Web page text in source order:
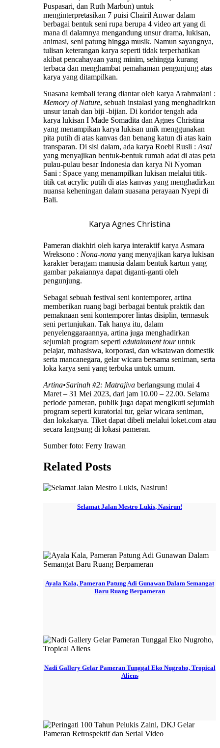
Puspasari, dan Ruth Marbun) untuk
menginterpretasikan 7 puisi Chairil Anwar dalam
berbagai bentuk seni rupa berupa 4 video art yang di
mana di dalamnya mengandung unsur drama, lukisan,
animasi, seni patung hingga musik. Namun sayangnya,
tulisan keterangan karya seperti tidak terperhatikan
akibat pencahayaan yang minim, sehingga kurang
terbaca dan menghambat pemahaman pengunjung atas
karya yang ditampilkan.
Suasana kembali terang diantar oleh karya Arahmaiani :
Memory of Nature, sebuah instalasi yang menghadirkan
unsur tanah dan biji -bijian. Di koridor tengah ada
karya lukisan I Made Somadita dan Agnes Christina
yang menampikan karya lukisan unik menggunakan
pita putih di atas kanvas dan benang katun di atas kain
transparan. Di sisi dalam, ada karya Roebi Rusli : Asal
yang menyajikan bentuk-bentuk rumah adat di atas peta
pulau-pulau besar Indonesia dan karya Ni Nyoman
Sani : Space yang menampilkan lukisan melalui titik-
titik cat acrylic putih di atas kanvas yang menghadirkan
nuansa keheningan dalam suasana perayaan Nyepi di
Bali.
Karya Agnes Christina
Pameran diakhiri oleh karya interaktif karya Asmara
Wreksono : Nona-nona yang menyajikan karya lukisan
karakter beragam manusia dalam bentuk kartun yang
gambar pakaiannya dapat diganti-ganti oleh
pengunjung.
Sebagai sebuah festival seni kontemporer, artina
memberikan ruang bagi berbagai bentuk praktik dan
pemaknaan seni kontemporer lintas disiplin, termasuk
seni pertunjukan. Tak hanya itu, dalam
penyelenggaraannya, artina juga menghadirkan
sejumlah program seperti edutainment touruntuk
pelajar, mahasiswa, korporasi, dan wisatawan domestik
serta mancanegara, gelar wicara bersama seniman, serta
loka karya seni yang terbuka untuk umum.
Artina•Sarinah #2: Matrajiva berlangsung mulai 4
Maret – 31 Mei 2023, dari jam 10.00 – 22.00. Selama
periode pameran, publik juga dapat mengikuti sejumlah
program seperti kuratorial tur, gelar wicara seniman,
dan lokakarya. Tiket dapat dibeli melalui loket.com atau
secara langsung di lokasi pameran.
Sumber foto: Ferry Irawan
Related Posts
Selamat Jalan Mestro Lukis, Nasirun!
Ayala Kala, Pameran Patung Adi Gunawan Dalam Semangat
Baru Ruang Berpameran
Nadi Gallery Gelar Pameran Tunggal Eko Nugroho, Tropical
Aliens